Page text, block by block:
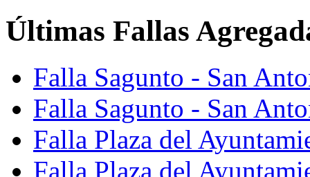
Últimas Fallas
Falla Sagunto - San
Falla Sagunto - San
Falla Plaza del
Falla Plaza del